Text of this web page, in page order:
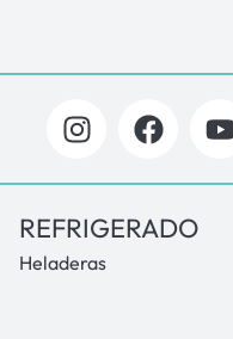
REFRIGERADO
Heladeras